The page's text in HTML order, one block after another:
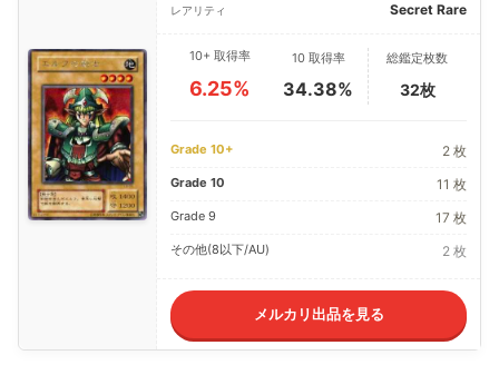
レアリティ Secret Rare
10+ 取得率
6.25%
10 取得率
34.38%
総鑑定枚数
32枚
Grade 10+ 2 枚
Grade 10 11 枚
Grade 9 17 枚
その他(8以下/AU) 2 枚
メルカリ出品を見る